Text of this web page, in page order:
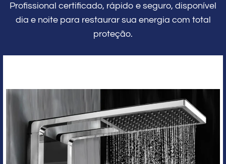
Profissional certificado, rápido e seguro, disponível
dia e noite para restaurar sua energia com total
proteção.